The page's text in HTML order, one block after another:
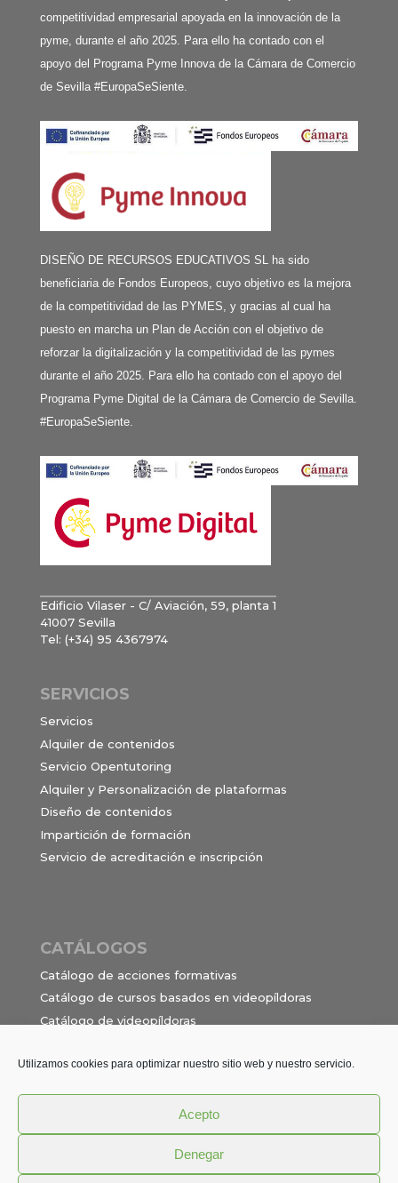
Utilizamos cookies para optimizar nuestro sitio web y nuestro servicio.
Acepto
Denegar
competitividad empresarial apoyada en la innovación de la
pyme, durante el año 2025. Para ello ha contado con el
apoyo del Programa Pyme Innova de la Cámara de Comercio
de Sevilla #EuropaSeSiente.
DISEÑO DE RECURSOS EDUCATIVOS SL ha sido
beneficiaria de Fondos Europeos, cuyo objetivo es la mejora
de la competitividad de las PYMES, y gracias al cual ha
puesto en marcha un Plan de Acción con el objetivo de
reforzar la digitalización y la competitividad de las pymes
durante el año 2025. Para ello ha contado con el apoyo del
Programa Pyme Digital de la Cámara de Comercio de Sevilla.
#EuropaSeSiente.
Edificio Vilaser - C/ Aviación, 59, planta 1
41007 Sevilla
Tel: (+34) 95 4367974
SERVICIOS
Servicios
Alquiler de contenidos
Servicio Opentutoring
Alquiler y Personalización de plataformas
Diseño de contenidos
Impartición de formación
Servicio de acreditación e inscripción
CATÁLOGOS
Catálogo de acciones formativas
Catálogo de cursos basados en videopíldoras
Catálogo de videopíldoras
formación en alternancia
Política de privacidad
Términos y Condiciones
Aviso Legal
Cookies